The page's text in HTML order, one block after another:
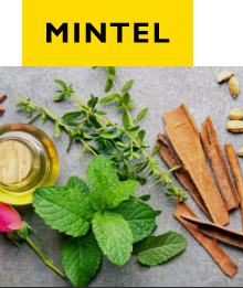
Skip to main content